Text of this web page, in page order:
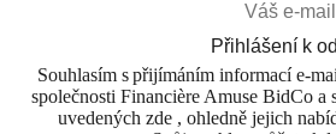
Přihlášení k
Souhlasím s přijímáním informací e-
společnosti Financière Amuse BidCo a
uvedených zde , ohledně jejich